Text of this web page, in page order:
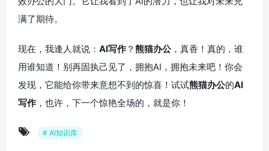
满了期待。
现在，我逢人就说： AI写作 ？ 熊猫办公，真香！真的，谁
用谁知道！别再固执己见了，拥抱AI，拥抱未来吧！你会
发现，它能给你带来意想不到的惊喜！试试熊猫办公的AI
写作 ，也许，下一个惊艳全场的，就是你！
# AI知识库